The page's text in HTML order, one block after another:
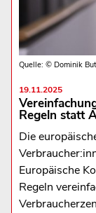
Quelle: © Dominik
19.11.2025
Regeln statt
Die
Europäische
Regeln